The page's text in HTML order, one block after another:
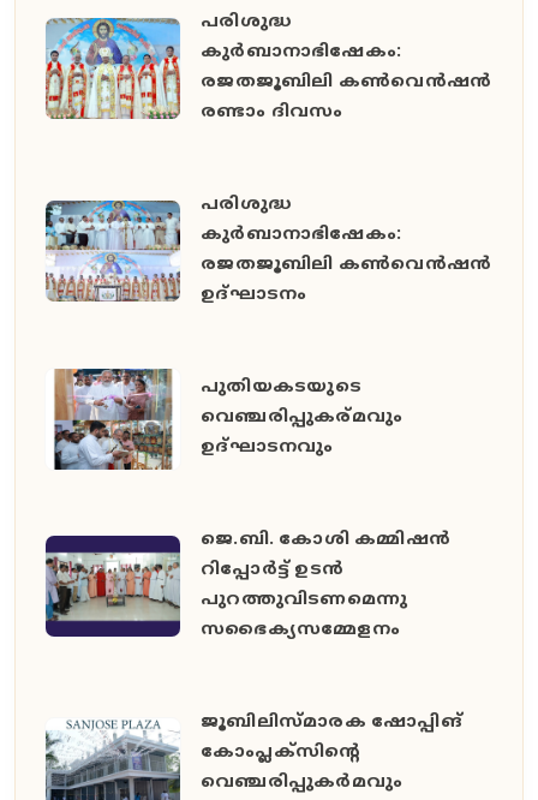
പരിശുദ്ധ
കുർബാനാഭിഷേകം:
രജതജൂബിലി കൺവെൻഷൻ
രണ്ടാം ദിവസം
പരിശുദ്ധ
കുർബാനാഭിഷേകം:
രജതജൂബിലി കൺവെൻഷൻ
ഉദ്ഘാടനം
പുതിയകടയുടെ
വെഞ്ചരിപ്പുകര്മവും
ഉദ്‌ഘാടനവും
ജെ.ബി. കോശി കമ്മിഷൻ
റിപ്പോർട്ട് ഉടൻ
പുറത്തുവിടണമെന്നു
സഭൈക്യസമ്മേളനം
ജൂബിലിസ്മാരക ഷോപ്പിങ്
കോംപ്ലക്സിന്റെ
വെഞ്ചരിപ്പുകർമവും